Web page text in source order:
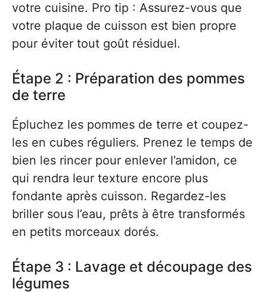
votre cuisine. Pro tip : Assurez-vous que
votre plaque de cuisson est bien propre
pour éviter tout goût résiduel.
Étape 2 : Préparation des pommes
de terre
Épluchez les pommes de terre et coupez-
les en cubes réguliers. Prenez le temps de
bien les rincer pour enlever l’amidon, ce
qui rendra leur texture encore plus
fondante après cuisson. Regardez-les
briller sous l’eau, prêts à être transformés
en petits morceaux dorés.
Étape 3 : Lavage et découpage des
légumes